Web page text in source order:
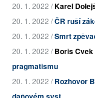
20. 1. 2022 /Karel
20. 1. 2022 /ČR ruší
20. 1. 2022 /Smrt
20. 1. 2022 /Boris Cvek
pragmatismu
20. 1. 2022 /Rozhovor